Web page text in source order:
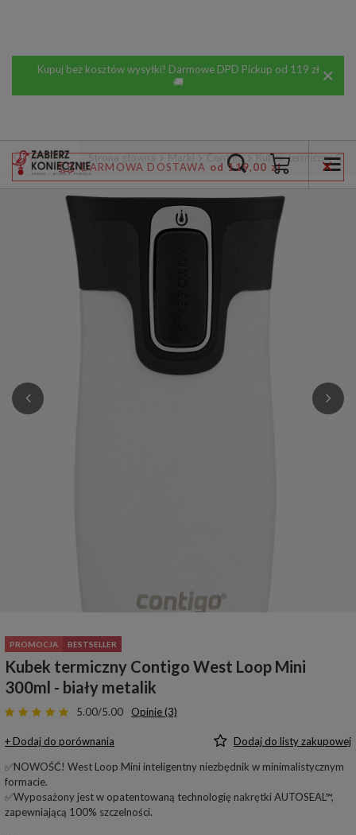
Kupuj bez kosztów wysyłki! Darmowe DPD Pickup od 119 zł
🚚
DARMOWA DOSTAWA od 119,00 zł
Wstecz Strona główna Marki Contigo Kubek termiczny
PROMOCJA BESTSELLER
Kubek termiczny Contigo West Loop Mini
300ml - biały metalik
5.00/5.00 Opinie (3)
+ Dodaj do porównania
Dodaj do listy zakupowej
✅NOWOŚĆ! West Loop Mini inteligentny niezbędnik w minimalistycznym
formacie.
✅Wyposażony jest w opatentowaną technologię nakrętki AUTOSEAL™,
zapewniającą 100% szczelności.